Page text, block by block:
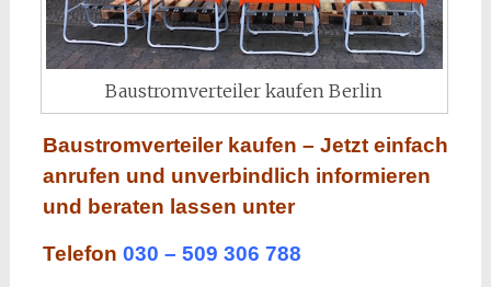
Baustromverteiler kaufen Berlin
Baustromverteiler kaufen – Jetzt einfach
anrufen und unverbindlich informieren
und beraten lassen unter
Telefon 030 – 509 306 788